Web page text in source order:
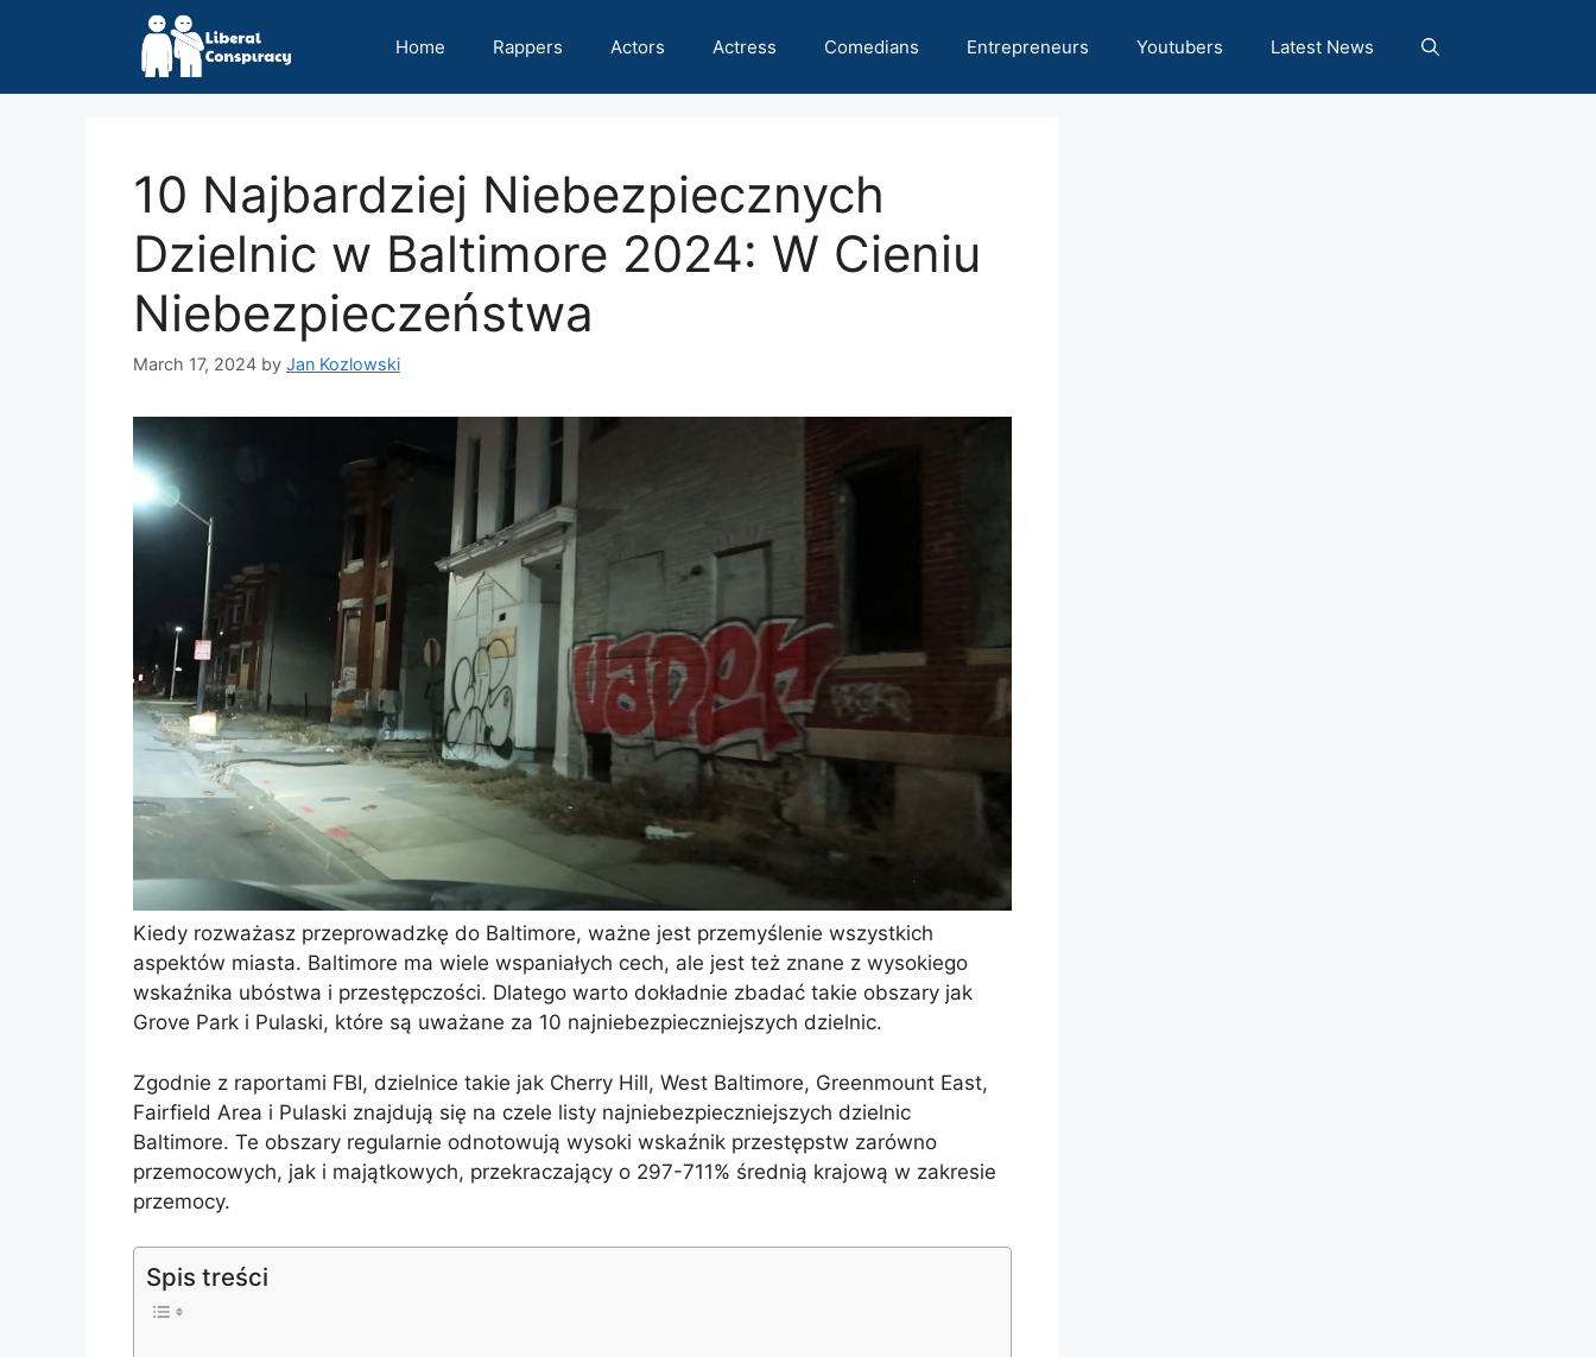
Home Rappers Actors Actress Comedians Entrepreneurs Youtubers Latest News
10 Najbardziej Niebezpiecznych
Dzielnic w Baltimore 2024: W Cieniu
Niebezpieczeństwa
March 17, 2024 by Jan Kozlowski
Kiedy rozważasz przeprowadzkę do Baltimore, ważne jest przemyślenie wszystkich
aspektów miasta. Baltimore ma wiele wspaniałych cech, ale jest też znane z wysokiego
wskaźnika ubóstwa i przestępczości. Dlatego warto dokładnie zbadać takie obszary jak
Grove Park i Pulaski, które są uważane za 10 najniebezpieczniejszych dzielnic.
Zgodnie z raportami FBI, dzielnice takie jak Cherry Hill, West Baltimore, Greenmount East,
Fairfield Area i Pulaski znajdują się na czele listy najniebezpieczniejszych dzielnic
Baltimore. Te obszary regularnie odnotowują wysoki wskaźnik przestępstw zarówno
przemocowych, jak i majątkowych, przekraczający o 297-711% średnią krajową w zakresie
przemocy.
Spis treści